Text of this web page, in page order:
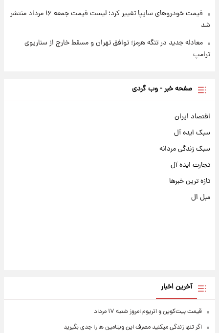
قیمت خودروهای سایپا تغییر کرد؛ لیست قیمت جمعه ۱۶ مرداد منتشر
شد
معادله جدید در تنگه هرمز؛ توافق تهران و مسقط خارج از سناریوی
ترامپ
صفحه خبر - وب گردی
اقتصاد ایران
سبک ایده آل
سبک زندگی مردانه
تجارت ایده آل
تازه ترین خبرها
مبل ال
آخرین اخبار
قیمت بیت‌کوین و اتریوم امروز شنبه ۱۷ مرداد
اگر تنها زندگی میکنید مصرف این ویتامین ها را جدی بگیرید